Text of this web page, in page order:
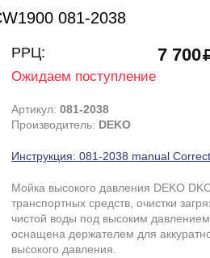
081-2038
РРЦ: 7 700
Ожидаем поступление
Артикул:081-2038
Производитель: DEKO
Инструкция: 081-2038 manual
Мойка высокого давления DEKO
транспортных средств, очистки
чистой воды под высоким
оснащена держателем для
высокого давления.